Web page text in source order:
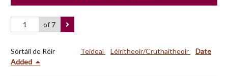
of 7
Sórtáil de Réir Teideal Léiritheoir/Cruthaitheoir
Date
Added